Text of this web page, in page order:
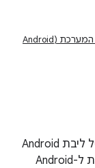
מעקב אחר ממשק ABI בגרסאות קודמות של ליבת המערכת (Android
בדף הזה מוסבר איך ליצור ייצוגים של ABI של ליבת Android
ולהריץ מעקב אחרי ABI. התכונה הזו רלוונטית ל-Android